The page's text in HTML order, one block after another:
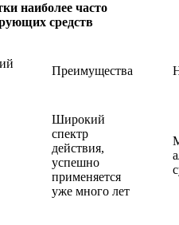
наиболее часто
средств
Преимущества
Широкий
спектр
действия,
успешно
применяется
уже много лет